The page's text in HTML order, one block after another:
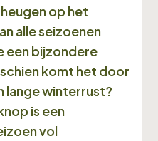
op het
alle seizoenen
een bijzondere
komt het door
lange winterrust?
is een
vol